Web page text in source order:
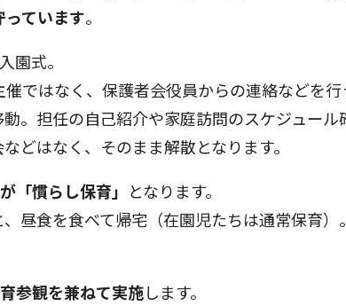
ています。
園式。
ではなく、保護者会役員からの連絡などを
。担任の自己紹介や家庭訪問のスケジュール
どはなく、そのまま解散となります。
「慣らし保育」 となります。
昼食を食べて帰宅（在園児たちは通常保育）。
参観を兼ねて実施します。